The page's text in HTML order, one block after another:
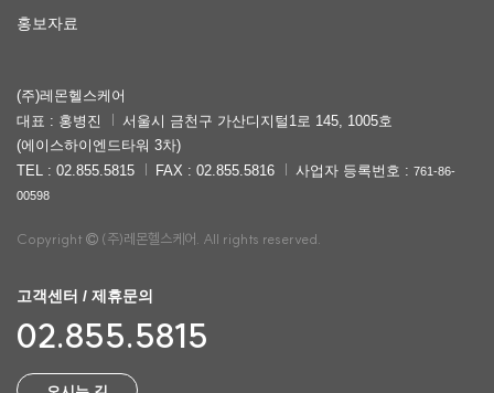
홍보자료
(주)레몬헬스케어
대표 : 홍병진
서울시 금천구 가산디지털1로 145, 1005호
(에이스하이엔드타워 3차)
TEL : 02.855.5815
FAX : 02.855.5816 사업자 등록번호 : 761-86-
00598
Copyright (주)레몬헬스케어. All rights reserved.
고객센터 / 제휴문의
02.855.5815